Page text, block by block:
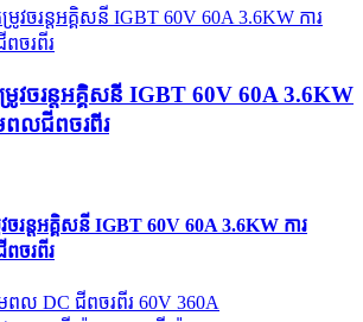
វចរន្តអគ្គិសនី IGBT 60V 60A 3.6KW
មពលជីពចរពីរ
រន្តអគ្គិសនី IGBT 60V 60A 3.6KW ការ
ពចរពីរ